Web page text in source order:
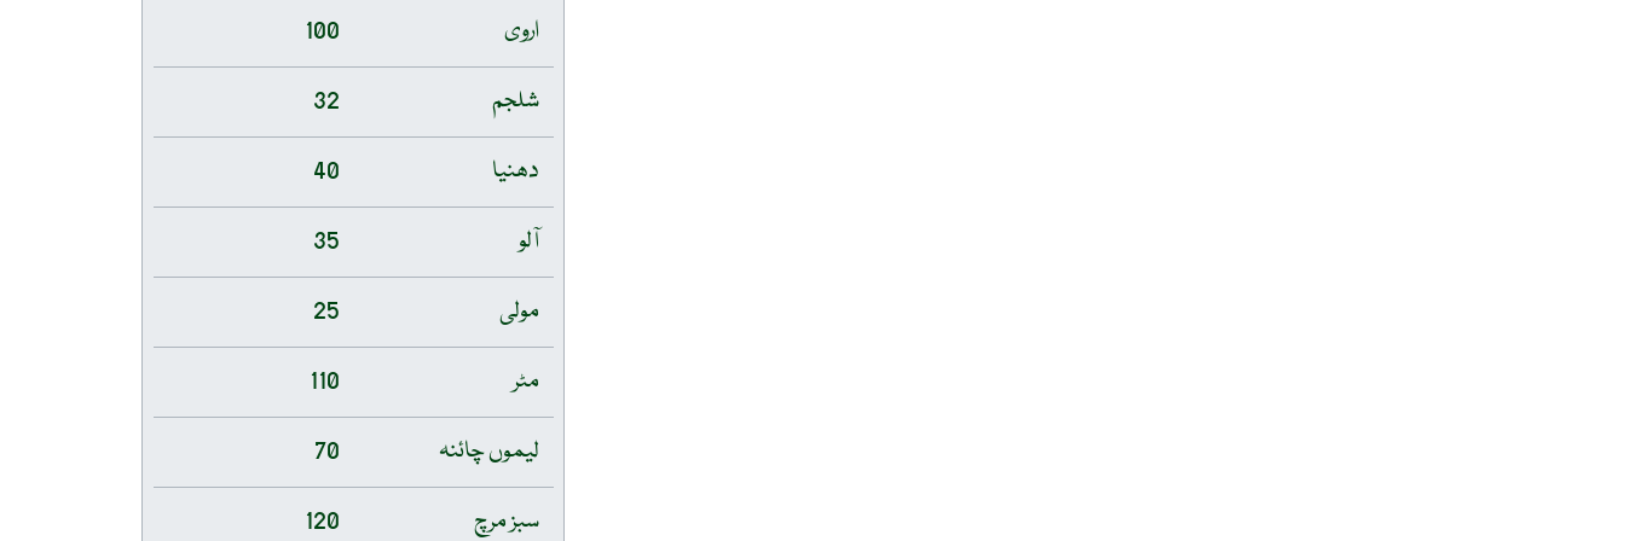
اروی
100
شلجم
32
دھنیا
40
آلو
35
مولی
25
مٹر
110
لیموں چائنہ
70
سبز مرچ
120